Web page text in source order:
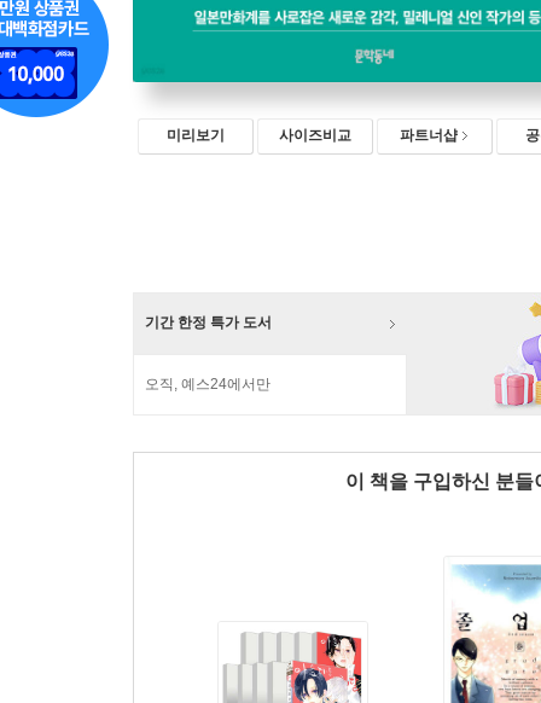
미리보기 사이즈비교 파트너샵
기간 한정 특가 도서
오직, 예스24에서만
이 책을 구입하신 분